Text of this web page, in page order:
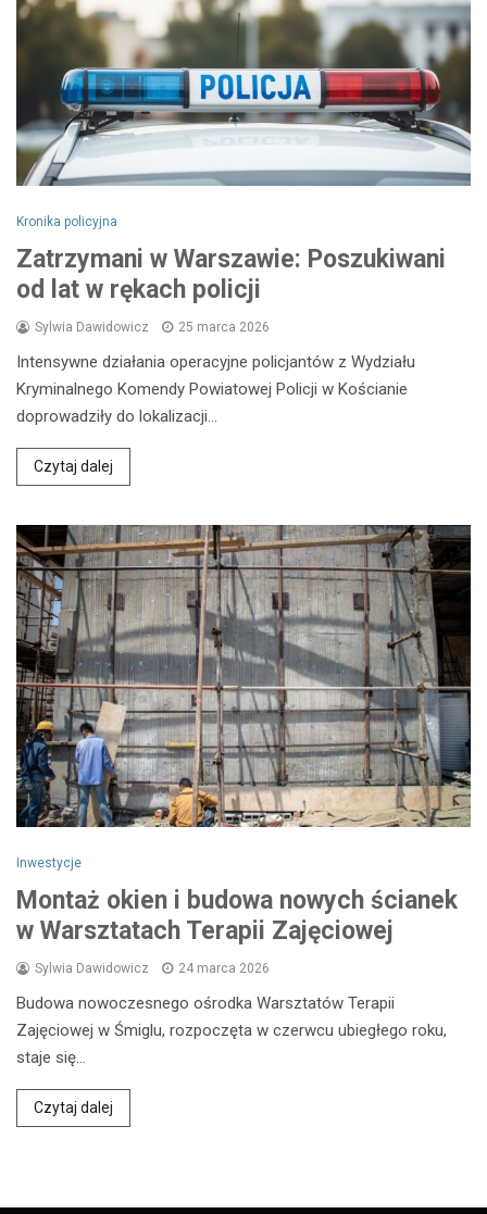
Kronika policyjna
Zatrzymani w Warszawie: Poszukiwani
od lat w rękach policji
Sylwia Dawidowicz 25 marca 2026
Intensywne działania operacyjne policjantów z Wydziału
Kryminalnego Komendy Powiatowej Policji w Kościanie
doprowadziły do lokalizacji…
Czytaj dalej
Inwestycje
Montaż okien i budowa nowych ścianek
w Warsztatach Terapii Zajęciowej
Sylwia Dawidowicz 24 marca 2026
Budowa nowoczesnego ośrodka Warsztatów Terapii
Zajęciowej w Śmiglu, rozpoczęta w czerwcu ubiegłego roku,
staje się…
Czytaj dalej